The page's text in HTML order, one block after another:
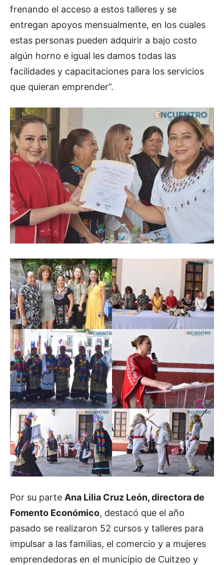
frenando el acceso a estos talleres y se
entregan apoyos mensualmente, en los cuales
estas personas pueden adquirir a bajo costo
algún horno e igual les damos todas las
facilidades y capacitaciones para los servicios
que quieran emprender”.
Por su parte Ana Lilia Cruz León, directora de
Fomento Económico, destacó que el año
pasado se realizaron 52 cursos y talleres para
impulsar a las familias, el comercio y a mujeres
emprendedoras en el municipio de Cuitzeo y